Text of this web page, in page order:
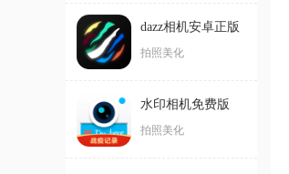
dazz相机安卓正版
拍照美化
水印相机免费版
拍照美化